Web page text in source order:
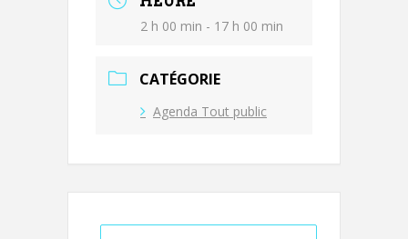
2 h 00 min - 17 h 00 min
CATÉGORIE
Agenda Tout public